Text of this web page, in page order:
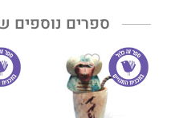
ספרים נוספים